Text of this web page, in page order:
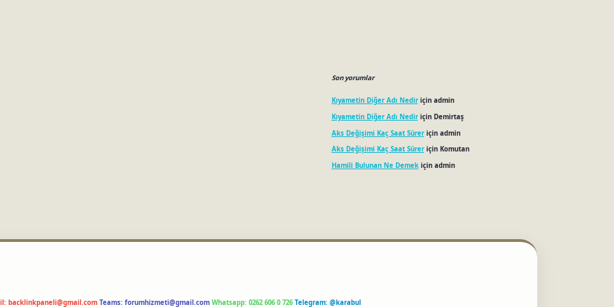
Son yorumlar
Kıyametin Diğer Adı Nediriçin admin
Kıyametin Diğer Adı Nediriçin Demirtaş
Aks Değişimi Kaç Saat Süreriçin admin
Aks Değişimi Kaç Saat Süreriçin Komutan
Hamili Bulunan Ne Demekiçin admin
backlinkpaneli@gmail.com Teams: forumhizmeti@gmail.com Whatsapp: 0262 606 0 726 Telegram: @karabul